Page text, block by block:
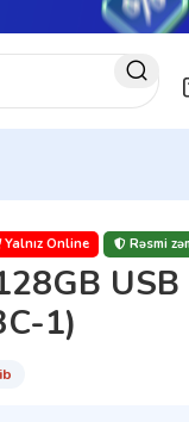
Yalnız Online Rəsmi
1)